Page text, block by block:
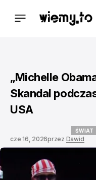
„Michelle
Skandal
USA
ŚWIAT
cze 16, 2026przez Dawid